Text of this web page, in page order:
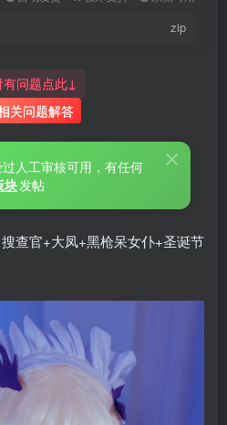
zip
问题点此↓
关问题解答
人工审核可用，有任何
块发帖
查官+大凤+黑枪呆女仆+圣诞节